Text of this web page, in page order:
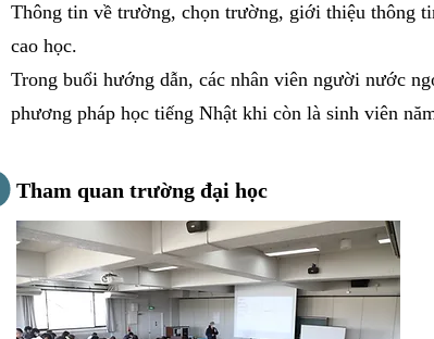
​Thông tin về trường, chọn trường, giới thiệu thông
cao học.
Trong buổi hướng dẫn, các nhân viên người nước
phương pháp học tiếng Nhật khi còn là sinh viên
Tham quan trường đại học